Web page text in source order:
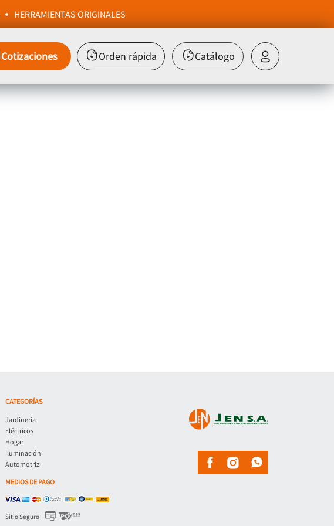
HERRAMIENTAS ORIGINALES
Cotizaciones Orden rápida Catálogo
CATEGORÍAS
Jardinería
Eléctricos
Hogar
Iluminación
Automotriz
MEDIOS DE PAGO
Sitio Seguro